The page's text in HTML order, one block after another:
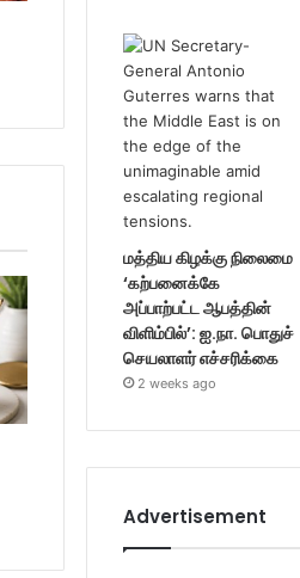
மத்திய கிழக்கு நிலைமை
‘கற்பனைக்கே
அப்பாற்பட்ட ஆபத்தின்
விளிம்பில்’: ஐ.நா. பொதுச்
செயலாளர் எச்சரிக்கை
2 weeks ago
Advertisement